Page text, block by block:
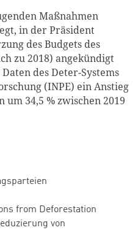
Maßnahmen
in der Präsident
des Budgets des
zu 2018) angekündigt
des Deter-Systems
(INPE) ein Anstieg
34,5 % zwischen 2019
from Deforestation
von